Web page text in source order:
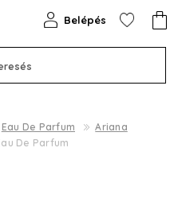
Belépés
Eau De Parfum
Ariana
De Parfum